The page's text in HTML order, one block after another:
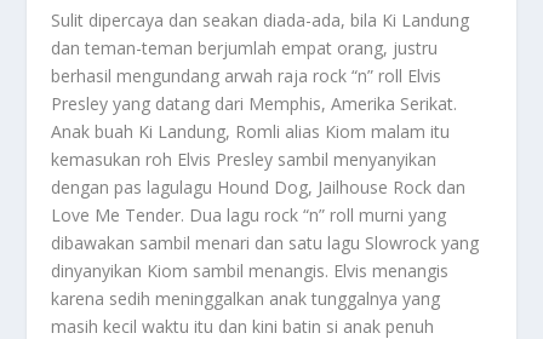
Sulit dipercaya dan seakan diada-ada, bila Ki Landung
dan teman-teman berjumlah empat orang, justru
berhasil mengundang arwah raja rock “n” roll Elvis
Presley yang datang dari Memphis, Amerika Serikat.
Anak buah Ki Landung, Romli alias Kiom malam itu
kemasukan roh Elvis Presley sambil menyanyikan
dengan pas lagulagu Hound Dog, Jailhouse Rock dan
Love Me Tender. Dua lagu rock “n” roll murni yang
dibawakan sambil menari dan satu lagu Slowrock yang
dinyanyikan Kiom sambil menangis. Elvis menangis
karena sedih meninggalkan anak tunggalnya yang
masih kecil waktu itu dan kini batin si anak penuh